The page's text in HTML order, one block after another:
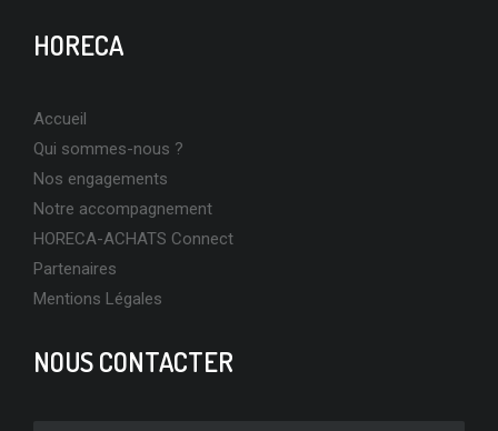
HORECA
Accueil
Qui sommes-nous ?
Nos engagements
Notre accompagnement
HORECA-ACHATS Connect
Partenaires
Mentions Légales
NOUS CONTACTER